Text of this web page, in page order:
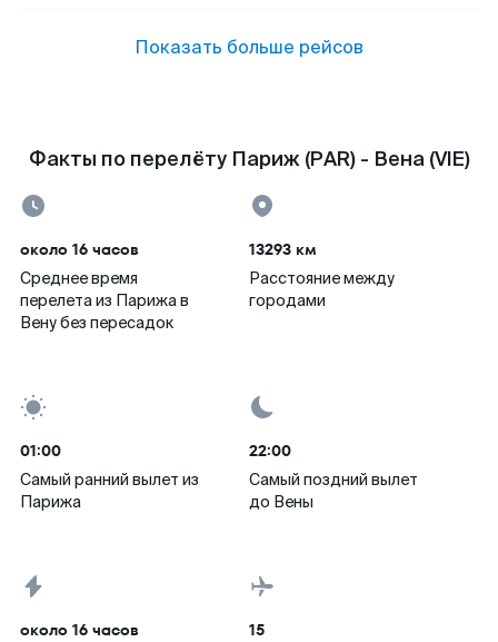
Показать больше рейсов
Факты по перелёту Париж (PAR) - Вена (VIE)
около 16 часов
Среднее время
перелета из Парижа в
Вену без пересадок
13293 км
Расстояние между
городами
01:00
Самый ранний вылет из
Парижа
22:00
Самый поздний вылет
до Вены
около 16 часов 15